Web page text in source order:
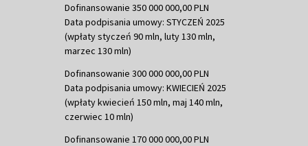
Dofinansowanie 350 000 000,00 PLN
Data podpisania umowy: STYCZEŃ 2025
(wpłaty styczeń 90 mln, luty 130 mln,
marzec 130 mln)
Dofinansowanie 300 000 000,00 PLN
Data podpisania umowy: KWIECIEŃ 2025
(wpłaty kwiecień 150 mln, maj 140 mln,
czerwiec 10 mln)
Dofinansowanie 170 000 000,00 PLN